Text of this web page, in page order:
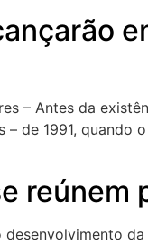
– Antes da
– de 1991,